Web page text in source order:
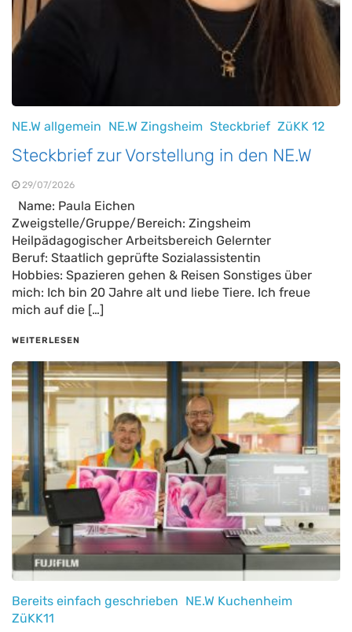
NE.W allgemein NE.W Zingsheim Steckbrief ZüKK 12
Steckbrief zur Vorstellung in den NE.W
29/07/2026
Name: Paula Eichen
Zweigstelle/Gruppe/Bereich: Zingsheim
Heilpädagogischer Arbeitsbereich Gelernter
Beruf: Staatlich geprüfte Sozialassistentin
Hobbies: Spazieren gehen & Reisen Sonstiges über
mich: Ich bin 20 Jahre alt und liebe Tiere. Ich freue
mich auf die […]
WEITERLESEN
Bereits einfach geschrieben NE.W Kuchenheim
ZüKK11